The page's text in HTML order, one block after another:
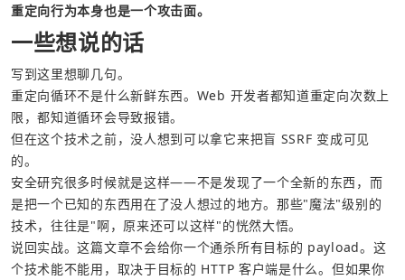
重定向行为本身也是一个攻击面。
一些想说的话
写到这里想聊几句。
重定向循环不是什么新鲜东西。Web 开发者都知道重定向次数上
限，都知道循环会导致报错。
但在这个技术之前，没人想到可以拿它来把盲 SSRF 变成可见
的。
安全研究很多时候就是这样——不是发现了一个全新的东西，而
是把一个已知的东西用在了没人想过的地方。那些"魔法"级别的
技术，往往是"啊，原来还可以这样"的恍然大悟。
说回实战。这篇文章不会给你一个通杀所有目标的 payload。这
个技术能不能用，取决于目标的 HTTP 客户端是什么。但如果你